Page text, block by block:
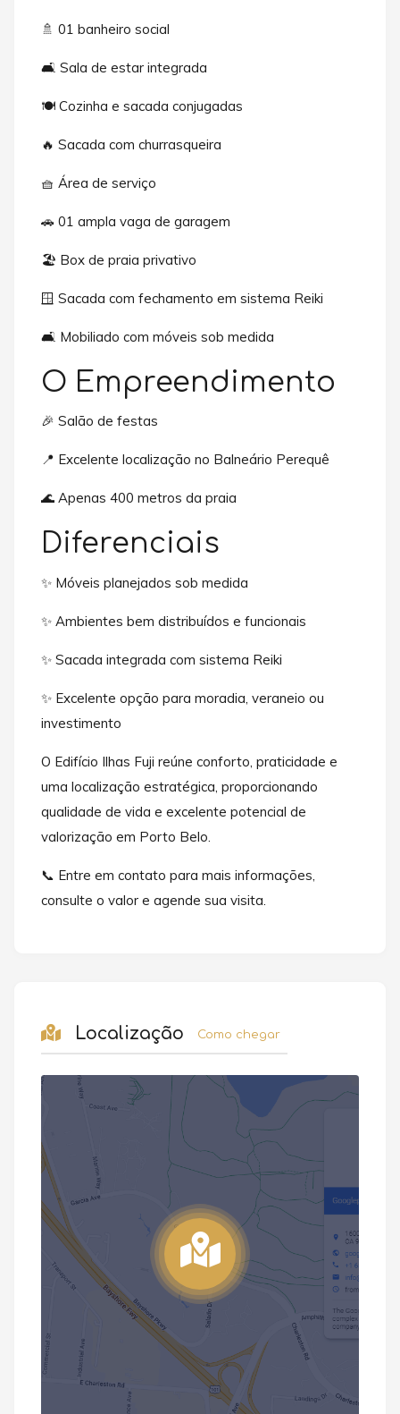
🚿 01 banheiro social
🛋️ Sala de estar integrada
🍽️ Cozinha e sacada conjugadas
🔥 Sacada com churrasqueira
🧺 Área de serviço
🚗 01 ampla vaga de garagem
🏖️ Box de praia privativo
🪟 Sacada com fechamento em sistema Reiki
🛋️ Mobiliado com móveis sob medida
O Empreendimento
🎉 Salão de festas
📍 Excelente localização no Balneário Perequê
🌊 Apenas 400 metros da praia
Diferenciais
✨ Móveis planejados sob medida
✨ Ambientes bem distribuídos e funcionais
✨ Sacada integrada com sistema Reiki
✨ Excelente opção para moradia, veraneio ou
investimento
O Edifício Ilhas Fuji reúne conforto, praticidade e
uma localização estratégica, proporcionando
qualidade de vida e excelente potencial de
valorização em Porto Belo.
📞 Entre em contato para mais informações,
consulte o valor e agende sua visita.
Localização Como chegar